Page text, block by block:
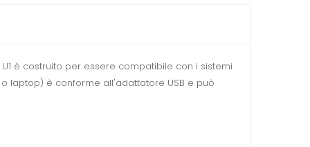
è costruito per essere compatibile con i sistemi
laptop) è conforme all'adattatore USB e può